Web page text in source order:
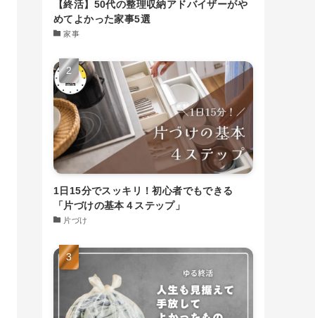
【終活】50代の整理収納アドバイザーがや
めてよかった家事5選
家事
1日15分でスッキリ！初心者でもできる
「片づけの基本４ステップ」
片づけ